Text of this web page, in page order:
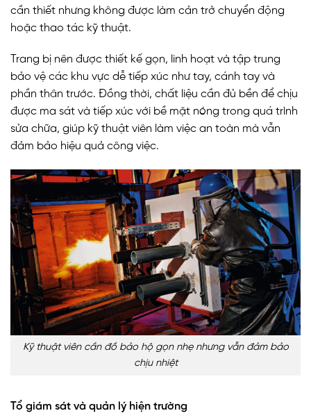
cần thiết nhưng không được làm cản trở chuyển động
hoặc thao tác kỹ thuật.
Trang bị nên được thiết kế gọn, linh hoạt và tập trung
bảo vệ các khu vực dễ tiếp xúc như tay, cánh tay và
phần thân trước. Đồng thời, chất liệu cần đủ bền để chịu
được ma sát và tiếp xúc với bề mặt nóng trong quá trình
sửa chữa, giúp kỹ thuật viên làm việc an toàn mà vẫn
đảm bảo hiệu quả công việc.
Kỹ thuật viên cần đồ bảo hộ gọn nhẹ nhưng vẫn đảm bảo
chịu nhiệt
Tổ giám sát và quản lý hiện trường